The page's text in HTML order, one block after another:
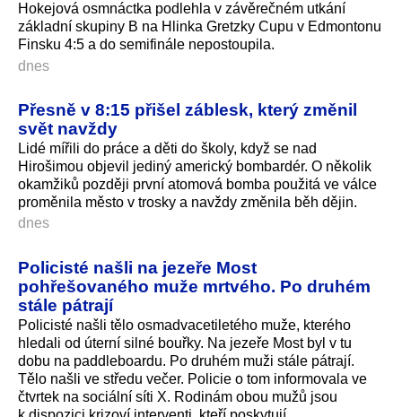
Hokejová osmnáctka podlehla v závěrečném utkání
základní skupiny B na Hlinka Gretzky Cupu v Edmontonu
Finsku 4:5 a do semifinále nepostoupila.
dnes
Přesně v 8:15 přišel záblesk, který změnil
svět navždy
Lidé mířili do práce a děti do školy, když se nad
Hirošimou objevil jediný americký bombardér. O několik
okamžiků později první atomová bomba použitá ve válce
proměnila město v trosky a navždy změnila běh dějin.
dnes
Policisté našli na jezeře Most
pohřešovaného muže mrtvého. Po druhém
stále pátrají
Policisté našli tělo osmadvacetiletého muže, kterého
hledali od úterní silné bouřky. Na jezeře Most byl v tu
dobu na paddleboardu. Po druhém muži stále pátrají.
Tělo našli ve středu večer. Policie o tom informovala ve
čtvrtek na sociální síti X. Rodinám obou mužů jsou